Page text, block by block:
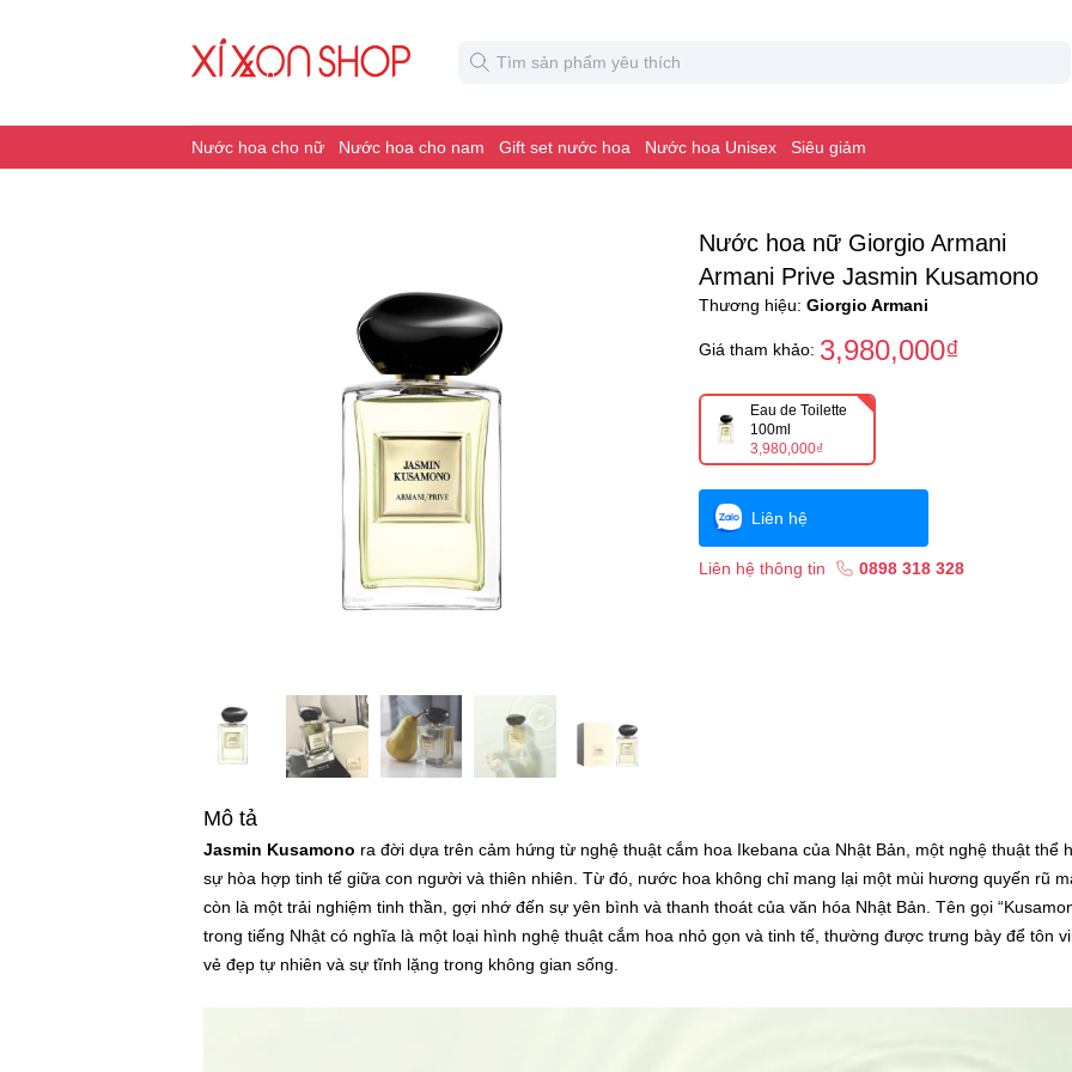
Nước hoa cho nữ Nước hoa cho nam Gift set nước hoa Nước hoa Unisex Siêu giảm
Nước hoa nữ Giorgio Armani
Armani Prive Jasmin Kusamono
Thương hiệu: Giorgio Armani
Giá tham khảo: 3,980,000₫
Eau de Toilette
100ml
3,980,000₫
Liên hệ
Liên hệ thông tin 0898 318 328
Mô tả
Jasmin Kusamono ra đời dựa trên cảm hứng từ nghệ thuật cắm hoa Ikebana của Nhật Bản, một nghệ thuật thể
sự hòa hợp tinh tế giữa con người và thiên nhiên. Từ đó, nước hoa không chỉ mang lại một mùi hương quyến rũ
còn là một trải nghiệm tinh thần, gợi nhớ đến sự yên bình và thanh thoát của văn hóa Nhật Bản. Tên gọi
trong tiếng Nhật có nghĩa là một loại hình nghệ thuật cắm hoa nhỏ gọn và tinh tế, thường được trưng bày để tôn
vẻ đẹp tự nhiên và sự tĩnh lặng trong không gian sống.